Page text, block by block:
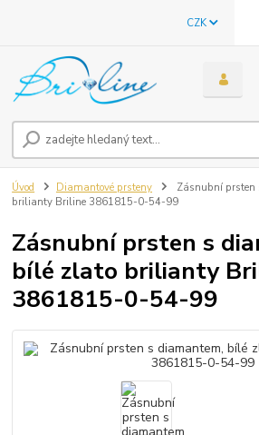
CZK
Úvod Diamantové prsteny
Zásnubní
brilianty Briline 3861815-0-54-99
Zásnubní prsten s
bílé zlato brilianty
3861815-0-54-99